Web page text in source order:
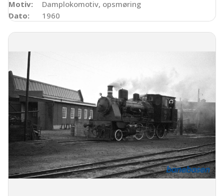
Motiv:
Damplokomotiv, opsmøring
Dato:
1960